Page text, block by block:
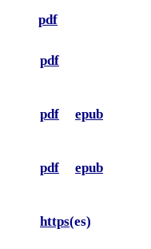
pdf
pdf
pdf
epub
pdf
epub
https(es)